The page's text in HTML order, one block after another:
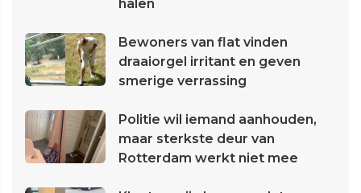
halen
Bewoners van flat vinden
draaiorgel irritant en geven
smerige verrassing
Politie wil iemand aanhouden,
maar sterkste deur van
Rotterdam werkt niet mee